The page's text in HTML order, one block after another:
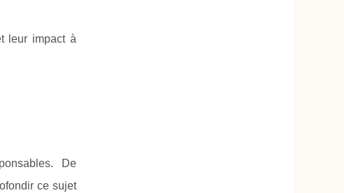
leur impact à
De
ce sujet